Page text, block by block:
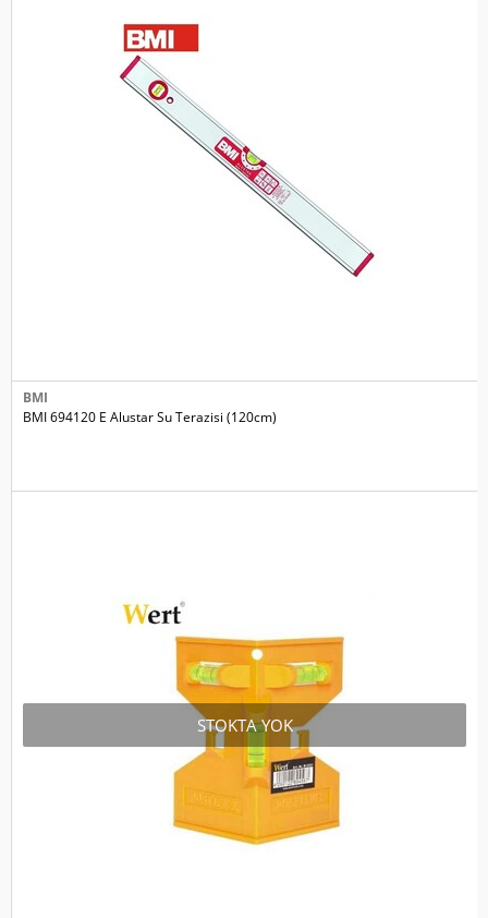
BMI
BMI 694120 E Alustar Su Terazisi (120cm)
STOKTA YOK